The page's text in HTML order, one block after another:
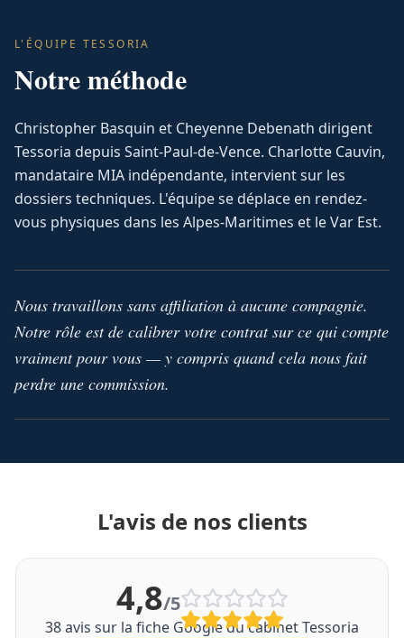
L'ÉQUIPE TESSORIA
Notre méthode
Christopher Basquin et Cheyenne Debenath dirigent
Tessoria depuis Saint-Paul-de-Vence. Charlotte Cauvin,
mandataire MIA indépendante, intervient sur les
dossiers techniques. L'équipe se déplace en rendez-
vous physiques dans les Alpes-Maritimes et le Var Est.
Nous travaillons sans affiliation à aucune compagnie.
Notre rôle est de calibrer votre contrat sur ce qui compte
vraiment pour vous — y compris quand cela nous fait
perdre une commission.
L'avis de nos clients
4,8/5
38avis sur la fiche Google du cabinet Tessoria